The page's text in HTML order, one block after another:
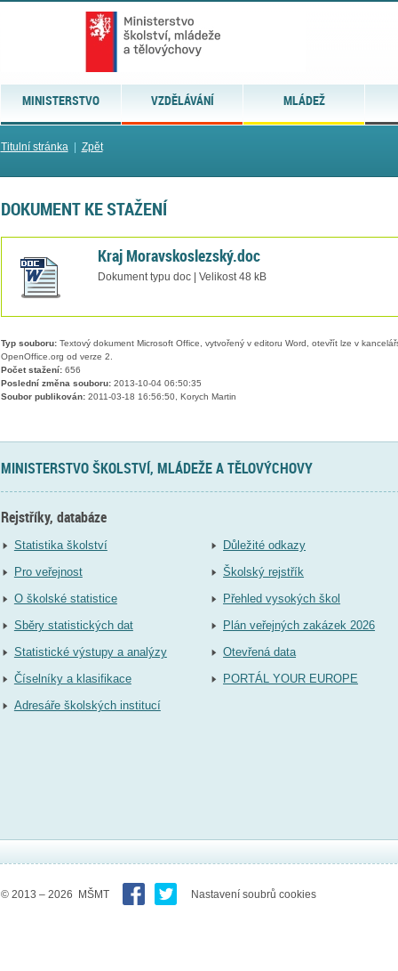
MINISTERSTVO VZDĚLÁVÁNÍ MLÁDEŽ
Titulní stránka| Zpět
DOKUMENT KE STAŽENÍ
Kraj Moravskoslezský.doc
Dokument typu doc | Velikost 48 kB
Typ souboru:Textový dokument Microsoft Office, vytvořený v editoru Word, otevřít lze v
OpenOffice.org od verze 2.
Počet stažení:656
Poslední změna souboru:2013-10-04 06:50:35
Soubor publikován:2011-03-18 16:56:50, Korych Martin
MINISTERSTVO ŠKOLSTVÍ, MLÁDEŽE A TĚLOVÝCHOVY
Rejstříky, databáze
Statistika školství
Pro veřejnost
O školské statistice
Sběry statistických dat
Statistické výstupy a analýzy
Číselníky a klasifikace
Adresáře školských institucí
Důležité odkazy
Školský rejstřík
Přehled vysokých škol
Plán veřejných zakázek 2026
Otevřená data
PORTÁL YOUR EUROPE
© 2013 – 2026 MŠMT Nastavení soubrů cookies